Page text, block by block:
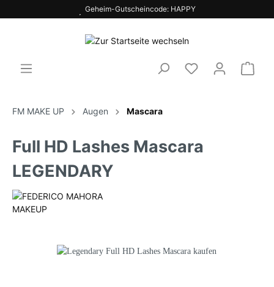
Geheim-Gutscheincode: HAPPY
FM MAKE UP Augen Mascara
Full HD Lashes Mascara
LEGENDARY